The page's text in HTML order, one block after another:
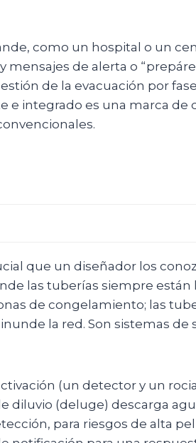
como un hospital o un
de alerta o
de la evacuación por
integrado es una marca de
que un diseñador los
las tuberías siempre están
de congelamiento; las
la red. Son sistemas de
(un detector y un
diluvio (deluge) descarga
para riesgos de alta